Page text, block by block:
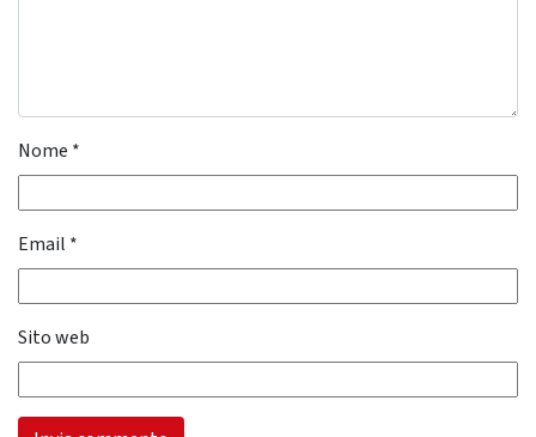
Nome *
Email *
Sito web